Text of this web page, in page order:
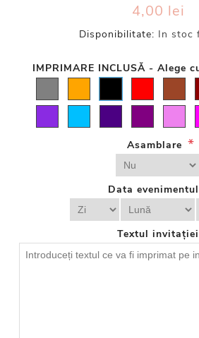
4,00 lei
Disponibilitate: In stoc
IMPRIMARE INCLUSĂ - Alege
Asamblare *
Data
Textul invitației